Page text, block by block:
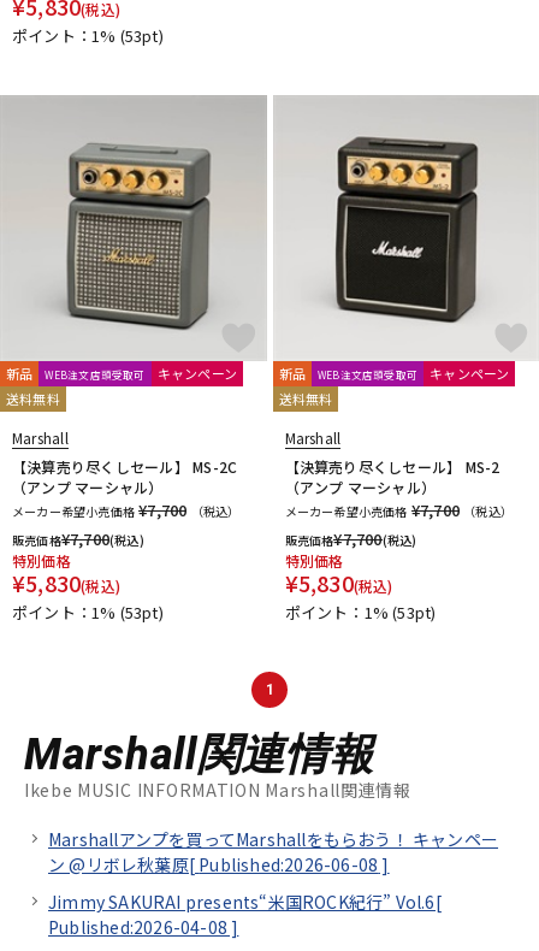
(税込)
ポイント：1% (53pt)
新品 WEB注文店頭受取可
キャンペーン
送料無料
Marshall
【決算売り尽くしセール】 MS-2C
（アンプ マーシャル）
メーカー希望小売価格 ¥7,700
（税込）
販売価格¥7,700(税込)
特別価格
¥5,830(税込)
ポイント：1% (53pt)
新品 WEB注文店頭受取可
キャンペーン
送料無料
Marshall
【決算売り尽くしセール】 MS-2
（アンプ マーシャル）
メーカー希望小売価格 ¥7,700
（税込）
販売価格¥7,700(税込)
特別価格
¥5,830(税込)
ポイント：1%(53pt)
1
Marshall関連情報
Ikebe MUSIC INFORMATION Marshall関連情報
Marshallアンプを買ってMarshallをもらおう！ キャンペー
ン @リボレ秋葉原[ Published:2026-06-08 ]
Jimmy SAKURAI presents“米国ROCK紀行” Vol.6[
Published:2026-04-08 ]